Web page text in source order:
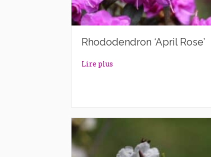
Rhododendron ‘April Rose’
Lire plus